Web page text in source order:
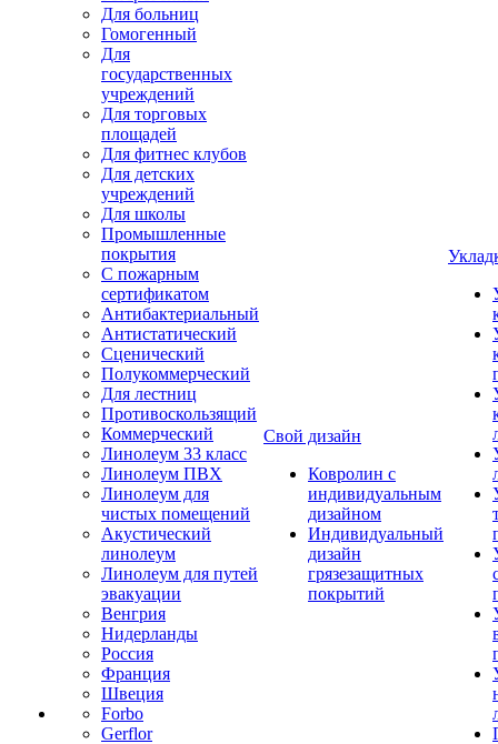
Для больниц
Гомогенный
Для
государственных
учреждений
Для торговых
площадей
Для фитнес клубов
Для детских
учреждений
Для школы
Промышленные
покрытия
С пожарным
сертификатом
Антибактериальный
Антистатический
Сценический
Полукоммерческий
Для лестниц
Противоскользящий
Коммерческий
Линолеум 33 класс
Линолеум ПВХ
Линолеум для
чистых помещений
Акустический
линолеум
Линолеум для путей
эвакуации
Венгрия
Нидерланды
Россия
Франция
Швеция
Forbo
Gerflor
Свой дизайн
Ковролин с
индивидуальным
дизайном
Индивидуальный
дизайн
грязезащитных
покрытий